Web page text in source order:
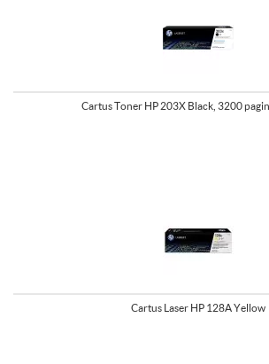
Cartus Toner HP 203X Black, 3200
Cartus Laser HP 128A Yellow